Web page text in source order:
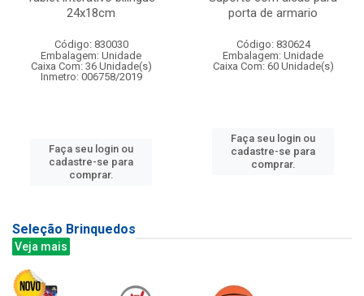
24x18cm
Código: 830030
Embalagem: Unidade
Caixa Com: 36 Unidade(s)
Inmetro: 006758/2019
Faça seu login ou
cadastre-se para
comprar.
porta de armario
Código: 830624
Embalagem: Unidade
Caixa Com: 60 Unidade(s)
Faça seu login ou
cadastre-se para
comprar.
Seleção Brinquedos
Veja mais